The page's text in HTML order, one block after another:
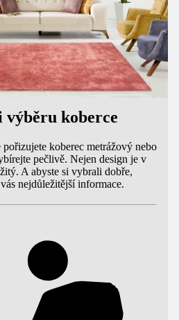
výběru koberce
koberec metrážový nebo
pečlivě. Nejen design je v
A abyste si vybrali dobře,
nejdůležitější informace.